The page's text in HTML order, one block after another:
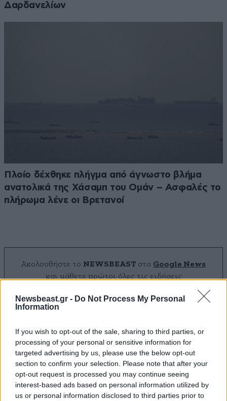
Newsbeast.gr - Do Not Process My Personal
Information
If you wish to opt-out of the sale, sharing to third parties, or
processing of your personal or sensitive information for
targeted advertising by us, please use the below opt-out
section to confirm your selection. Please note that after your
opt-out request is processed you may continue seeing
interest-based ads based on personal information utilized by
us or personal information disclosed to third parties prior to
Δαρδανελίων
Πλοίο δέχθηκε πλήγμα από άγνωστο βλήμα
ανατολικά της Χάσαμπ του Ομάν – Ασφαλές το
πλήρωμα λένε οι Βρετανοί
Ακολουθήστε το NEWSBEAST στο Google News
και μάθετε πρώτοι όλες τις ειδήσεις